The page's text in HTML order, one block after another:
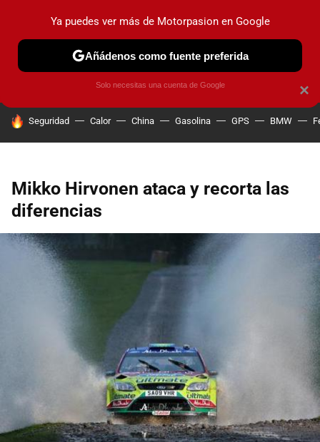
PRUEBAS COCHES ELÉCTRICOS OBSERVATORIO
HOY SE HABLA DE
Seguridad Calor China Gasolina GPS BMW
Mikko Hirvonen ataca y recorta las
diferencias
×
Ya puedes ver más de Motorpasion en Google
Añádenos como fuente preferida
Solo necesitas una cuenta de Google